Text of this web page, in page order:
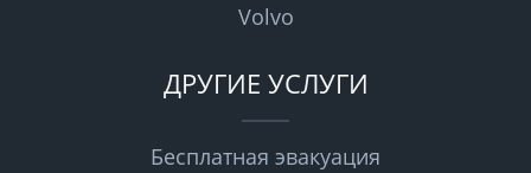
Volvo
ДРУГИЕ УСЛУГИ
Бесплатная эвакуация